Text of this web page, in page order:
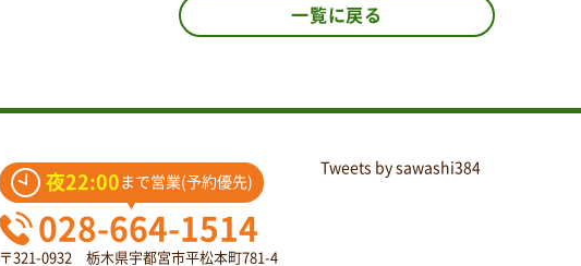
一覧に戻る
夜22:00 まで営業(予約優先)
028-664-1514
〒321-0932 栃木県宇都宮市平松本町781-4
Tweets by sawashi384